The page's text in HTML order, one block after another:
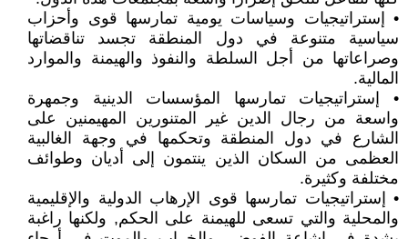
• إستراتيجيات وسياسات يومية تمارسها قوى وأحزاب
سياسية متنوعة في دول المنطقة تجسد تناقضاتها
وصراعاتها من أجل السلطة والنفوذ والهيمنة والموارد
المالية.
• إستراتيجيات تمارسها المؤسسات الدينية وجمهرة
واسعة من رجال الدين غير المتنورين المهيمنين على
الشارع في دول المنطقة وتحكمها في وجهة الغالبية
العظمى من السكان الذين ينتمون إلى أديان وطوائف
مختلفة وكثيرة.
• إستراتيجيات تمارسها قوى الإرهاب الدولية والإقليمية
والمحلية والتي تسعى للهيمنة على الحكم, ولكنها راغبة